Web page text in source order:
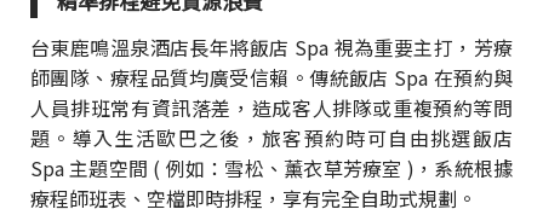
台東鹿鳴溫泉酒店長年將飯店 Spa 視為重要主打，芳療
師團隊、療程品質均廣受信賴。傳統飯店 Spa 在預約與
人員排班常有資訊落差，造成客人排隊或重複預約等問
題。導入生活歐巴之後，旅客預約時可自由挑選飯店
Spa 主題空間 ( 例如：雪松、薰衣草芳療室 )，系統根據
療程師班表、空檔即時排程，享有完全自助式規劃。